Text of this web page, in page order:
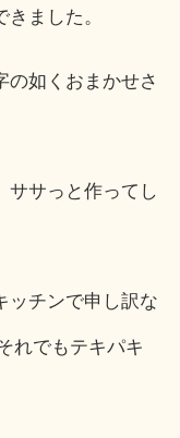
ました。
の如くおまかせさ
ササっと作ってし
ッチンで申し訳な
れでもテキパキ